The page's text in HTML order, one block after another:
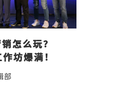
销怎么玩？
坊爆满！
部